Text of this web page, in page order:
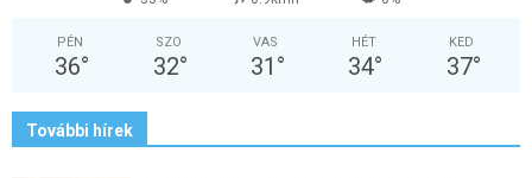
PÉN
36°
SZO
32°
VAS
31 °
HÉT
34°
KED
37°
További hírek